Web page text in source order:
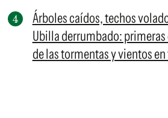
Árboles caídos, techos
Ubilla derrumbado:
de las tormentas y vientos